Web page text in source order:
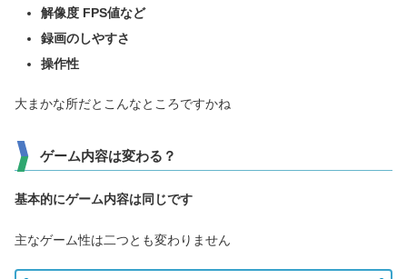
解像度 FPS値など
録画のしやすさ
操作性
大まかな所だとこんなところですかね
ゲーム内容は変わる？
基本的にゲーム内容は同じです
主なゲーム性は二つとも変わりません